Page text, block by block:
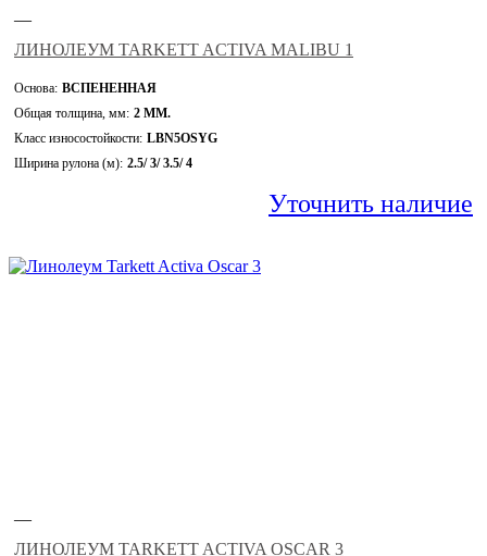
—
ЛИНОЛЕУМ TARKETT ACTIVA MALIBU 1
Основа: ВСПЕНЕННАЯ
Общая толщина, мм: 2 ММ.
Класс износостойкости: LBN5OSYG
Ширина рулона (м): 2.5/ 3/ 3.5/ 4
Уточнить наличие
—
ЛИНОЛЕУМ TARKETT ACTIVA OSCAR 3